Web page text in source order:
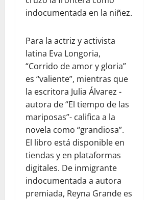
indocumentada en la niñez.
Para la actriz y activista
latina Eva Longoria,
“Corrido de amor y gloria”
es “valiente”, mientras que
la escritora Julia Álvarez -
autora de “El tiempo de las
mariposas”- califica a la
novela como “grandiosa”.
El libro está disponible en
tiendas y en plataformas
digitales. De inmigrante
indocumentada a autora
premiada, Reyna Grande es